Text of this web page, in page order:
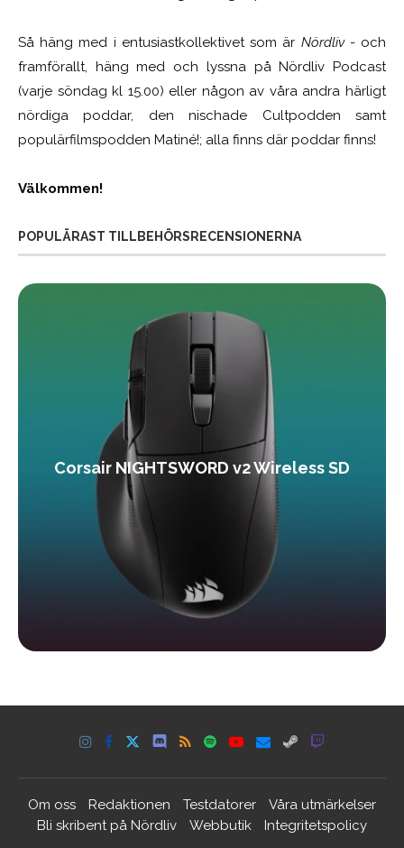
Så häng med i entusiastkollektivet som är Nördliv- och
framförallt, häng med och lyssna på Nördliv Podcast
(varje söndag kl 15.00) eller någon av våra andra härligt
nördiga poddar, den nischade Cultpodden samt
populärfilmspodden Matiné!; alla finns där poddar finns!
Välkommen!
POPULÄRAST TILLBEHÖRSRECENSIONERNA
Corsair NIGHTSWORD v2 Wireless SD
Om oss Redaktionen Testdatorer
Våra utmärkelser
Bli skribent på Nördliv
Webbutik Integritetspolicy